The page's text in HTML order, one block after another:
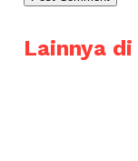
Lainnya